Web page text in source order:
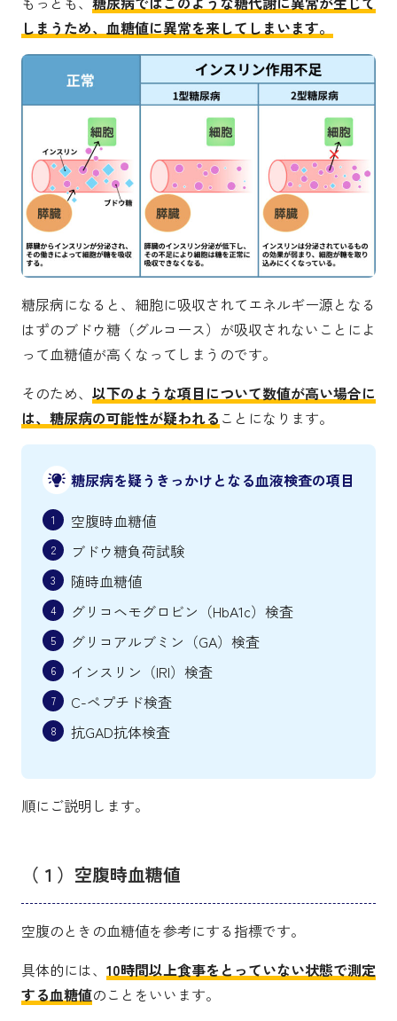
しまうため、血糖値に異常を来してしまいます。
糖尿病になると、細胞に吸収されてエネルギー源となる
はずのブドウ糖（グルコース）が吸収されないことによ
って血糖値が高くなってしまうのです。
そのため、 以下のような項目について数値が高い場合に
は、糖尿病の可能性が疑われる ことになります。
糖尿病を疑うきっかけとなる血液検査の項目
空腹時血糖値
ブドウ糖負荷試験
随時血糖値
グリコヘモグロビン（HbA1c）検査
グリコアルブミン（GA）検査
インスリン（IRI）検査
C-ペプチド検査
抗GAD抗体検査
順にご説明します。
（１）空腹時血糖値
空腹のときの血糖値を参考にする指標です。
具体的には、 10時間以上食事をとっていない状態で測定
する血糖値のことをいいます。